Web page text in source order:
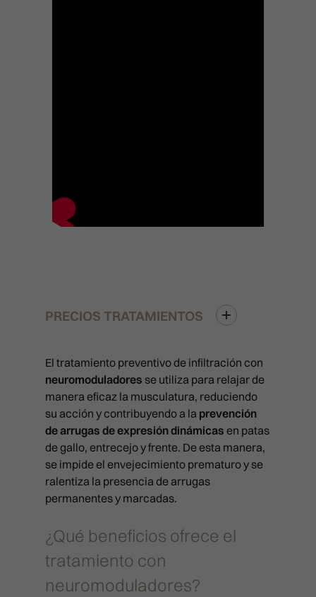
PRECIOS TRATAMIENTOS
El tratamiento preventivo de infiltración con
neuromoduladores se utiliza para relajar de
manera eficaz la musculatura, reduciendo
su acción y contribuyendo a la prevención
de arrugas de expresión dinámicas en patas
de gallo, entrecejo y frente. De esta manera,
se impide el envejecimiento prematuro y se
ralentiza la presencia de arrugas
permanentes y marcadas.
¿Qué beneficios ofrece el
tratamiento con
neuromoduladores?
TRATAMIENTOS MÉDICOS
MEDICINA ESTÉTICA FACIAL
FULL FACE
TRIÁNGULO INVERTIDO
BRUXISMO
CÓDIGO DE BARRAS
MEDICINA ESTÉTICA CORPORAL
INTRALIPOTERAPIA
MESOTERAPIA
TATUAJES
TRATAMIENTOS
LIMPIEZAS MANUALES
RITUAL SUBLIME
APARATOLOGÍA FACIAL
PACK SPLENDOR
RADIOFRECUENCIA X-FULL
CAPILAR
TRICOLOGÍA Y PROTOCOLOS
MESOTERAPIA Y VITAMINAS
PROTOCOLOS ESTÉTICOS
SKINIFICACIÓN CAPILAR PLUS
PACKS
PACK SPLENDOR
PACK BLACK DIAMOND
CURSOS
TARJETA REGALO